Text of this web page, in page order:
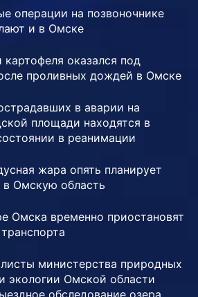
операции на позвоночнике
и в Омске
оказался под
проливных дождей в Омске
в аварии на
площади находятся в
в реанимации
жара опять планирует
в Омскую область
Омска временно приостановят
министерства природных
экологии Омской области